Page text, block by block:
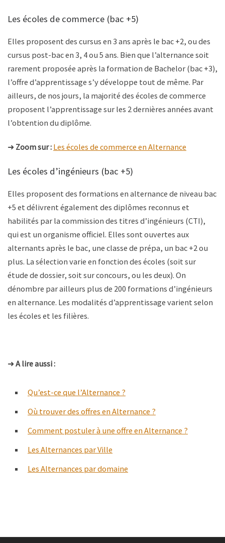
Les écoles de commerce (bac +5)
Elles proposent des cursus en 3 ans après le bac +2, ou des
cursus post-bac en 3, 4 ou 5 ans. Bien que l’alternance soit
rarement proposée après la formation de Bachelor (bac +3),
l’offre d’apprentissage s’y développe tout de même. Par
ailleurs, de nos jours, la majorité des écoles de commerce
proposent l’apprentissage sur les 2 dernières années avant
l’obtention du diplôme.
➜ Zoom sur : Les écoles de commerce en Alternance
Les écoles d’ingénieurs (bac +5)
Elles proposent des formations en alternance de niveau bac
+5 et délivrent également des diplômes reconnus et
habilités par la commission des titres d’ingénieurs (CTI),
qui est un organisme officiel. Elles sont ouvertes aux
alternants après le bac, une classe de prépa, un bac +2 ou
plus. La sélection varie en fonction des écoles (soit sur
étude de dossier, soit sur concours, ou les deux). On
dénombre par ailleurs plus de 200 formations d’ingénieurs
en alternance. Les modalités d’apprentissage varient selon
les écoles et les filières.
➜ A lire aussi :
Qu’est-ce que l’Alternance ?
Où trouver des offres en Alternance ?
Comment postuler à une offre en Alternance ?
Les Alternances par Ville
Les Alternances par domaine